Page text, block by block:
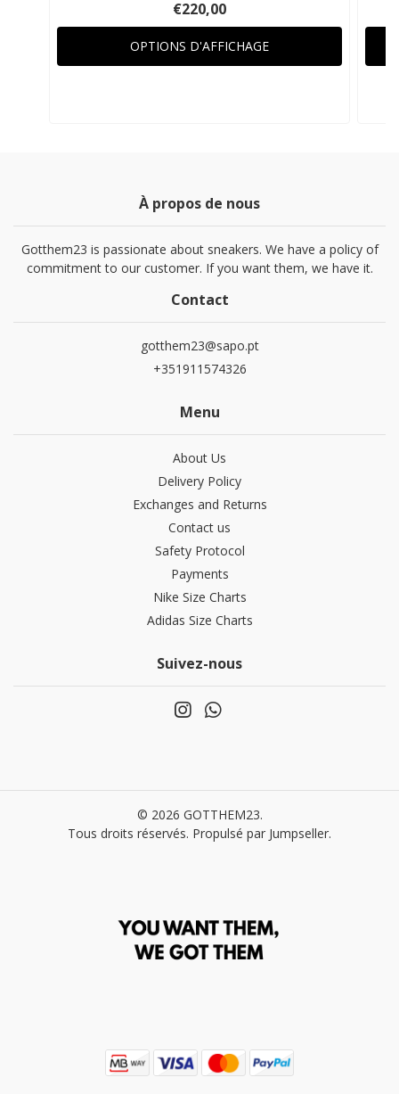
€220,00
OPTIONS D'AFFICHAGE
À propos de nous
Gotthem23 is passionate about sneakers. We have a policy of
commitment to our customer. If you want them, we have it.
Contact
gotthem23@sapo.pt
+351911574326
Menu
About Us
Delivery Policy
Exchanges and Returns
Contact us
Safety Protocol
Payments
Nike Size Charts
Adidas Size Charts
Suivez-nous
© 2026 GOTTHEM23.
Tous droits réservés. Propulsé par Jumpseller.